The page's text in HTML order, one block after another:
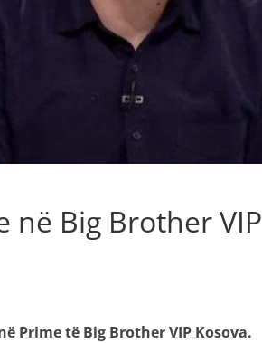
Big Brother VIP
Prime të Big Brother VIP Kosova.